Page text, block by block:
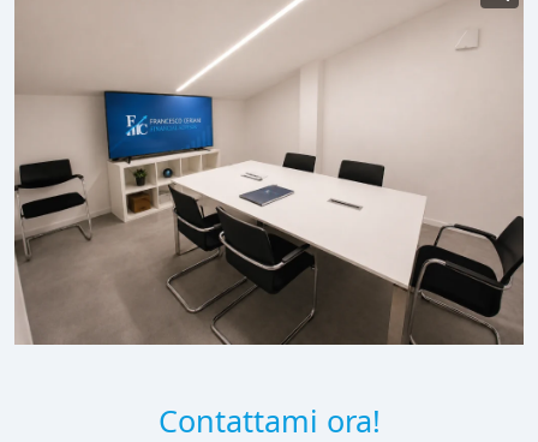
Contattami ora!